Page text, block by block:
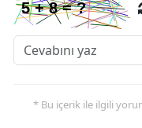
* Bu içerik ile ilgili